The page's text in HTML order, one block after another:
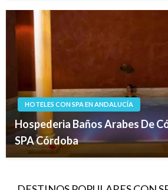
HOTELES CON SPA EN ANDALUCÍA
Hospederia Baños Arabes De
SPA Córdoba